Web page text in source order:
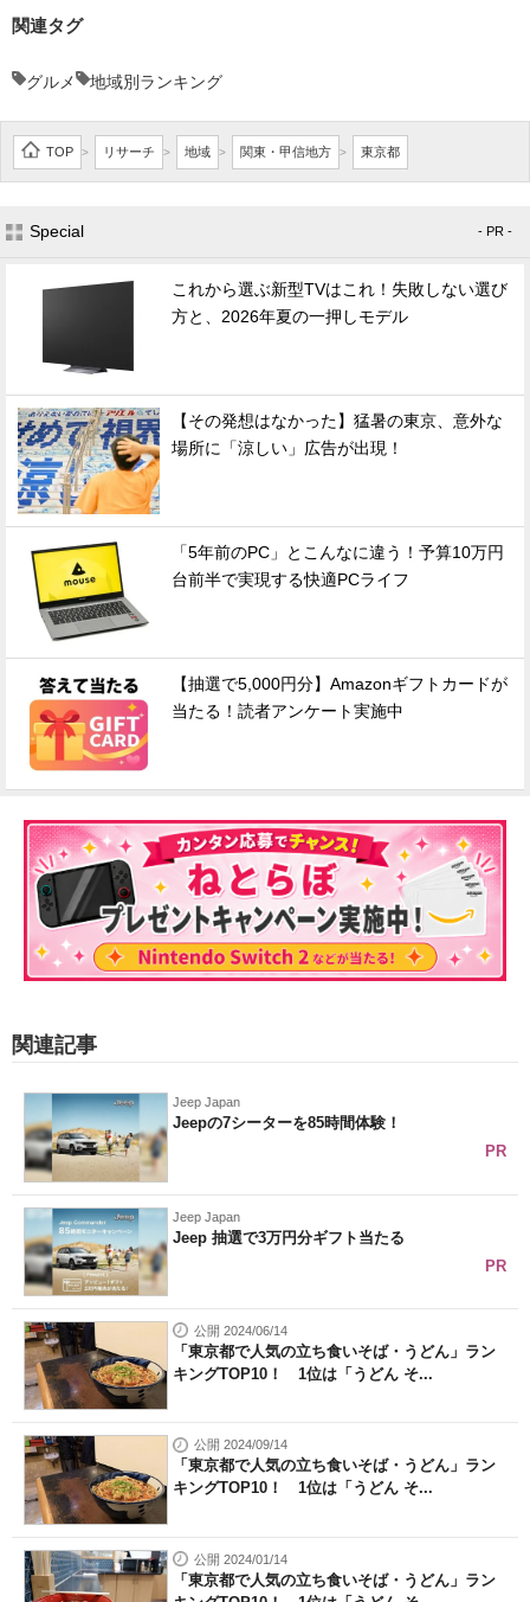
関連タグ
グルメ 地域別ランキング
TOP > リサーチ > 地域 > 関東・甲信地方 > 東京都
Special - PR -
これから選ぶ新型TVはこれ！失敗しない選び
方と、2026年夏の一押しモデル
【その発想はなかった】猛暑の東京、意外な
場所に「涼しい」広告が出現！
「5年前のPC」とこんなに違う！予算10万円
台前半で実現する快適PCライフ
【抽選で5,000円分】Amazonギフトカードが
当たる！読者アンケート実施中
関連記事
Jeep Japan
Jeepの7シーターを85時間体験！
PR
Jeep Japan
Jeep 抽選で3万円分ギフト当たる
PR
公開 2024/06/14
「東京都で人気の立ち食いそば・うどん」ラン
キングTOP10！ 1位は「うどん そ...
公開 2024/09/14
「東京都で人気の立ち食いそば・うどん」ラン
キングTOP10！ 1位は「うどん そ...
公開 2024/01/14
「東京都で人気の立ち食いそば・うどん」ラン